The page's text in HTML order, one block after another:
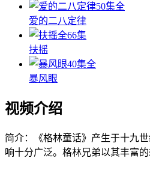
50集全
爱的二八定律
全66集
扶摇
40集全
暴风眼
视频介绍
简介：
《格林童话》产生于十九
响十分广泛。格林兄弟以其丰富